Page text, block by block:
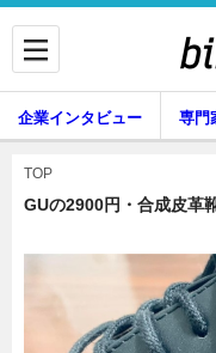
企業インタビュー
企業インタビュー 専門
暮らし
TOP
GUの2900円・合成皮革